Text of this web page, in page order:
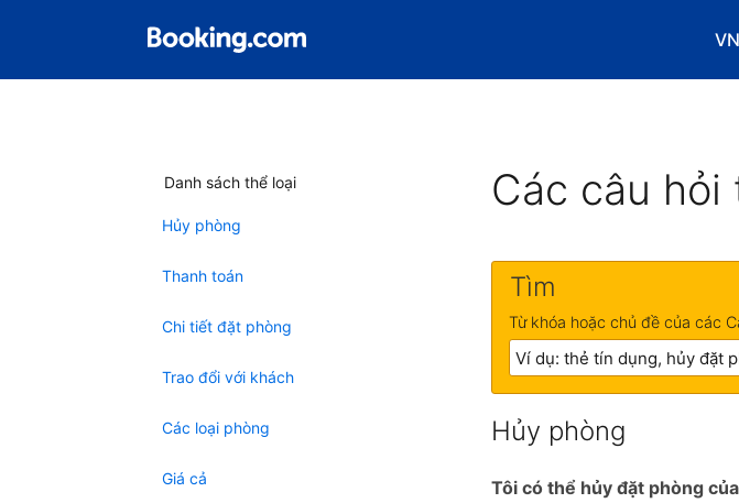
Danh sách thể loại
Hủy phòng
Thanh toán
Chi tiết đặt phòng
Trao đổi với khách
Các loại phòng
Giá cả
Các câu
Tìm
Từ khóa hoặc chủ đề của các
Hủy phòng
Tôi có thể hủy đặt phòng